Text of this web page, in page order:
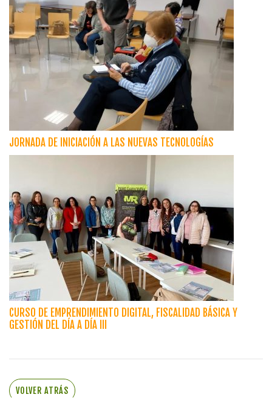
JORNADA DE INICIACIÓN A LAS NUEVAS TECNOLOGÍAS
CURSO DE EMPRENDIMIENTO DIGITAL, FISCALIDAD BÁSICA Y
GESTIÓN DEL DÍA A DÍA III
VOLVER ATRÁS